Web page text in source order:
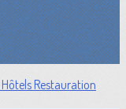
HôtelsRestauration